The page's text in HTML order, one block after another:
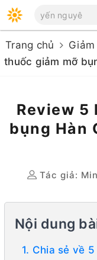
Trang chủ
thuốc giảm mỡ
Review 5
bụng Hàn
Tác giả:
Nội dung
1. Chia sẻ về